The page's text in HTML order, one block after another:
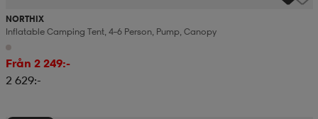
NORTHIX
Inflatable Camping Tent, 4–6 Person, Pump, Canopy
Från 2 249:-
2 629:-